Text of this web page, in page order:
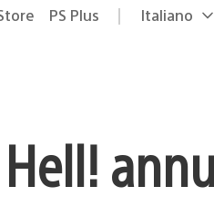
PS Plus Seleziona
Regione
Italiano